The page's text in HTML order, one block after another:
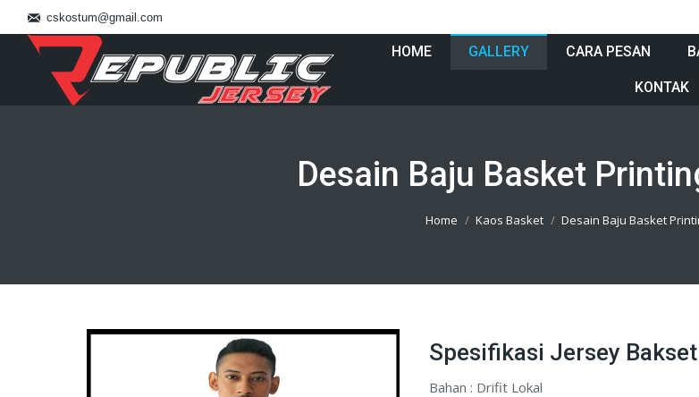
cskostum@gmail.com
HOME GALLERY CARA PESAN
KONTAK
Desain Baju Basket
Home Kaos Basket Desain Baju Basket
Spesifikasi Jersey
Bahan : Drifit Lokal